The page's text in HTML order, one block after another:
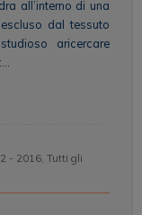
all’interno di una
dal tessuto
aricercare
- 2016, Tutti gli